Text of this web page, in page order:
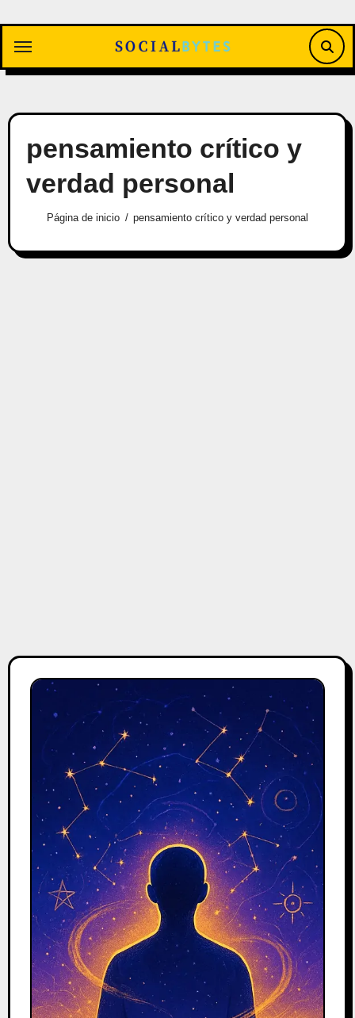
contenido
pensamiento crítico y
verdad personal
Página de inicio pensamiento crítico y verdad personal